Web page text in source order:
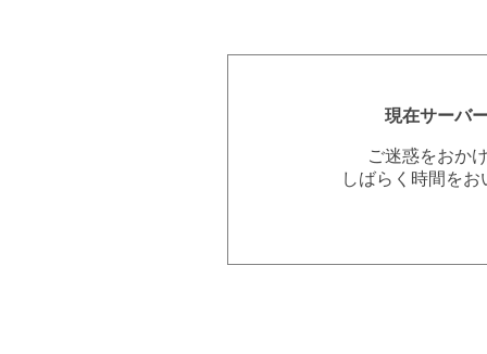
現在サーバ
ご迷惑をおか
しばらく時間を